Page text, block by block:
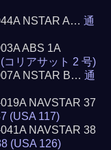
NSTAR A…通
ABS 1A
コリアサット 2 号)
NSTAR B…通
NAVSTAR 37
(USA 117)
NAVSTAR 38
(USA 126)